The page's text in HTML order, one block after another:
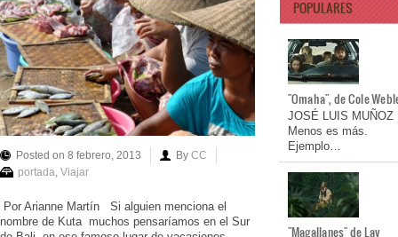
Posted on 8 febrero, 2013 By CC
portada, Viajar
Por Arianne Martín Si alguien menciona el
nombre de Kuta muchos pensaríamos en el Sur
POPULARES
"Omaha", de Cole
JOSÉ LUIS MUÑOZ
Menos es más.
Ejemplo…
"Magallanes" de Lav